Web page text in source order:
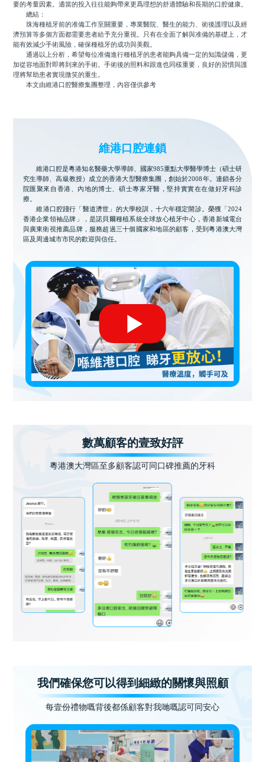
要的考量因素。適當的投入往往能夠帶來更爲理想的舒適體驗和長期的口腔健康。
總結：
珠海種植牙前的准備工作至關重要，專業醫院、醫生的能力、術後護理以及經
濟預算等多個方面都需要患者給予充分重視。只有在全面了解與准備的基礎上，才
能有效減少手術風險，確保種植牙的成功與美觀。
通過以上分析，希望每位准備進行種植牙的患者能夠具備一定的知識儲備，更
加從容地面對即將到來的手術。手術後的照料和跟進也同樣重要，良好的習慣與護
理將幫助患者實現微笑的重生。
本文由維港口腔醫療集團整理，內容僅供參考
維港口腔連鎖
維港口腔是粵港知名醫藥大學導師、國家985重點大學醫學博士（碩士研
究生導師、高級教授）成立的香港大型醫療集團，創始於2008年。連鎖各分
院匯聚來自香港、內地的博士、碩士專家牙醫，堅持實實在在做好牙科診
療。
維港口腔踐行「醫道濟世」的大學校訓，十六年穩定開診。榮獲「2024
香港企業領袖品牌」，是諾貝爾種植系統全球放心植牙中心，香港新城電台
與廣東衛視推薦品牌，服務超過三十個國家和地區的顧客，受到粵港澳大灣
區及周邊城市市民的歡迎與信任。
數萬顧客的壹致好評
粵港澳大灣區至多顧客認可同口碑推薦的牙科
我們確保您可以得到細緻的關懷與照顧
每壹份禮物嘅背後都係顧客對我哋嘅認可同安心